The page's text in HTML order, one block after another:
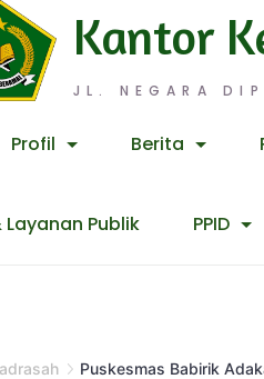
JL. NEGARA
Kantor
Profil Berita
Layanan Publik PPID
Puskesmas Babirik